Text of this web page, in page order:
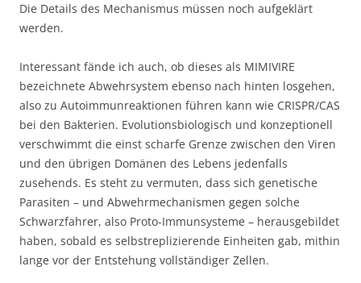
Die Details des Mechanismus müssen noch aufgeklärt
werden.
Interessant fände ich auch, ob dieses als MIMIVIRE
bezeichnete Abwehrsystem ebenso nach hinten losgehen,
also zu Autoimmunreaktionen führen kann wie CRISPR/CAS
bei den Bakterien. Evolutionsbiologisch und konzeptionell
verschwimmt die einst scharfe Grenze zwischen den Viren
und den übrigen Domänen des Lebens jedenfalls
zusehends. Es steht zu vermuten, dass sich genetische
Parasiten – und Abwehrmechanismen gegen solche
Schwarzfahrer, also Proto-Immunsysteme – herausgebildet
haben, sobald es selbstreplizierende Einheiten gab, mithin
lange vor der Entstehung vollständiger Zellen.